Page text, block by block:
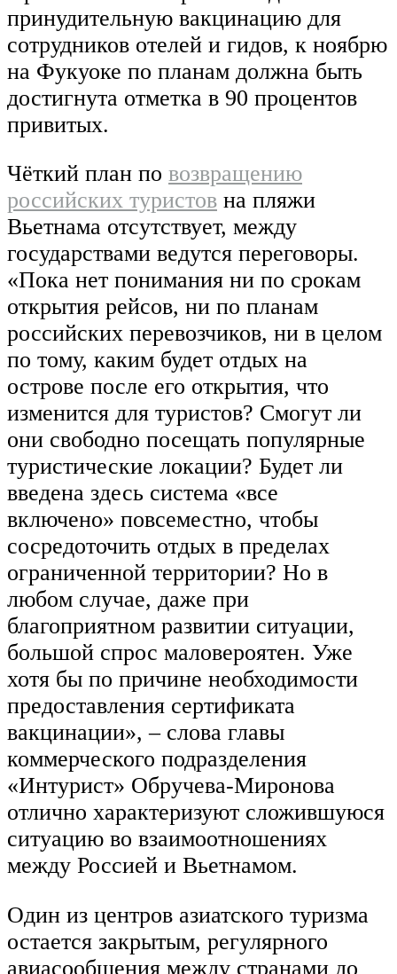
принудительную вакцинацию для
сотрудников отелей и гидов, к ноябрю
на Фукуоке по планам должна быть
достигнута отметка в 90 процентов
привитых.
Чёткий план по возвращению
российских туристов на пляжи
Вьетнама отсутствует, между
государствами ведутся переговоры.
«Пока нет понимания ни по срокам
открытия рейсов, ни по планам
российских перевозчиков, ни в целом
по тому, каким будет отдых на
острове после его открытия, что
изменится для туристов? Смогут ли
они свободно посещать популярные
туристические локации? Будет ли
введена здесь система «все
включено» повсеместно, чтобы
сосредоточить отдых в пределах
ограниченной территории? Но в
любом случае, даже при
благоприятном развитии ситуации,
большой спрос маловероятен. Уже
хотя бы по причине необходимости
предоставления сертификата
вакцинации», – слова главы
коммерческого подразделения
«Интурист» Обручева-Миронова
отлично характеризуют сложившуюся
ситуацию во взаимоотношениях
между Россией и Вьетнамом.
Один из центров азиатского туризма
остается закрытым, регулярного
авиасообщения между странами до